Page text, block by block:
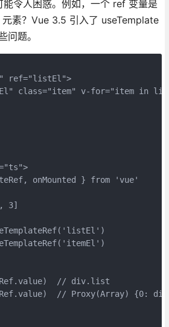
令人困惑。例如，一个 ref 变量是
素？Vue 3.5 引入了 useTemplate
问题。
ref="listEl">
class="item" v-for="item in
onMounted } from 'vue'
3]
// div.list
// Proxy(Array) {0: